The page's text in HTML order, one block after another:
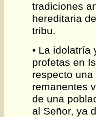
tradiciones
hereditaria
tribu.
• La idolatría
profetas en
respecto
remanentes
de una
al Señor, ya